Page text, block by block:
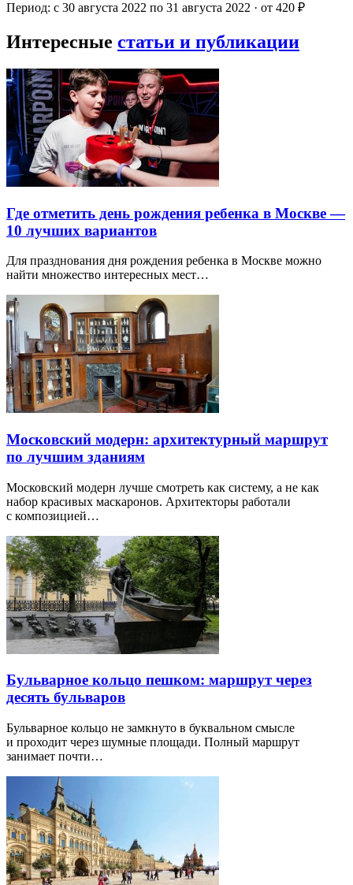
Период: с 30 августа 2022 по 31 августа 2022 · от 420 ₽
Интересные статьи и публикации
Где отметить день рождения ребенка в Москве —
10 лучших вариантов
Для празднования дня рождения ребенка в Москве можно
найти множество интересных мест…
Московский модерн: архитектурный маршрут
по лучшим зданиям
Московский модерн лучше смотреть как систему, а не как
набор красивых маскаронов. Архитекторы работали
с композицией…
Бульварное кольцо пешком: маршрут через
десять бульваров
Бульварное кольцо не замкнуто в буквальном смысле
и проходит через шумные площади. Полный маршрут
занимает почти…